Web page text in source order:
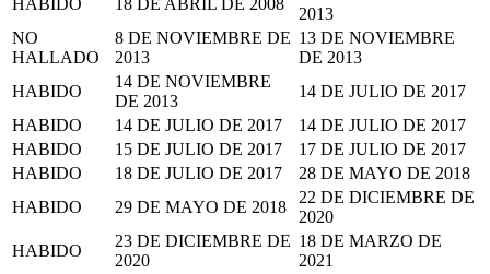
HABIDO
18 DE ABRIL DE 2008
2013
NO
HALLADO
8 DE NOVIEMBRE DE
2013
13 DE NOVIEMBRE
DE 2013
HABIDO
14 DE NOVIEMBRE
DE 2013
14 DE JULIO DE 2017
HABIDO
14 DE JULIO DE 2017
14 DE JULIO DE 2017
HABIDO
15 DE JULIO DE 2017
17 DE JULIO DE 2017
HABIDO
18 DE JULIO DE 2017
28 DE MAYO DE 2018
HABIDO
29 DE MAYO DE 2018
22 DE DICIEMBRE DE
2020
HABIDO
23 DE DICIEMBRE DE
2020
18 DE MARZO DE
2021